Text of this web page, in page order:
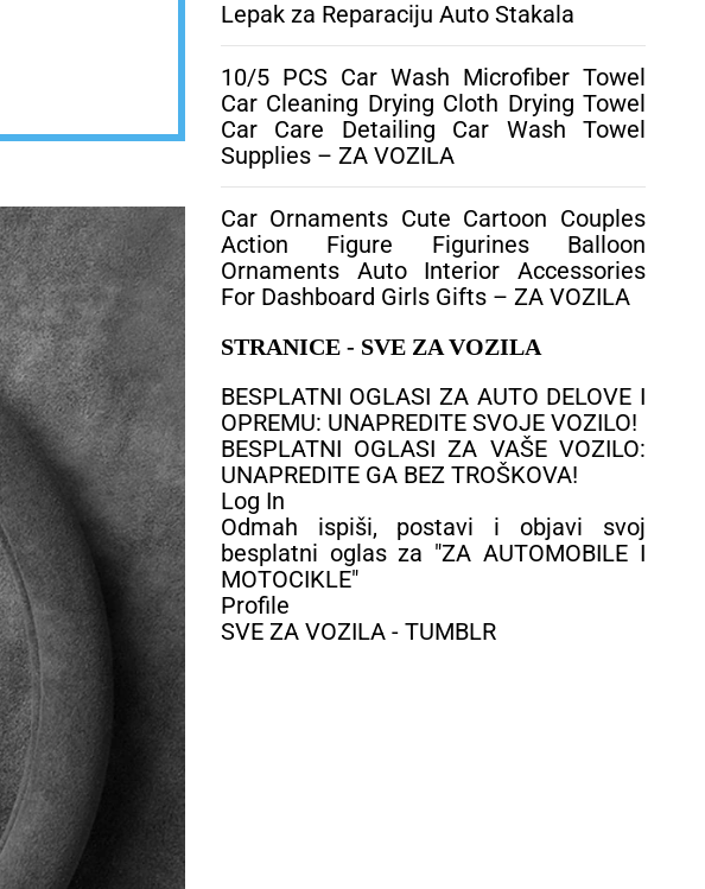
Lepak za Reparaciju Auto Stakala
10/5 PCS Car Wash Microfiber Towel
Car Cleaning Drying Cloth Drying Towel
Car Care Detailing Car Wash Towel
Supplies – ZA VOZILA
Car Ornaments Cute Cartoon Couples
Action Figure Figurines Balloon
Ornaments Auto Interior Accessories
For Dashboard Girls Gifts – ZA VOZILA
STRANICE - SVE ZA VOZILA
BESPLATNI OGLASI ZA AUTO DELOVE I
OPREMU: UNAPREDITE SVOJE VOZILO!
BESPLATNI OGLASI ZA VAŠE VOZILO:
UNAPREDITE GA BEZ TROŠKOVA!
Log In
Odmah ispiši, postavi i objavi svoj
besplatni oglas za "ZA AUTOMOBILE I
MOTOCIKLE"
Profile
SVE ZA VOZILA - TUMBLR